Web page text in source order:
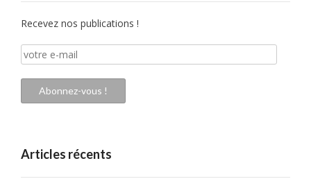
Recevez nos publications !
votre
e-
mail
Abonnez-vous !
Articles récents